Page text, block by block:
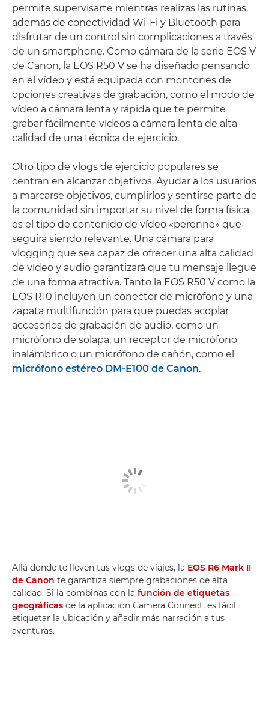
permite supervisarte mientras realizas las rutinas,
además de conectividad Wi-Fi y Bluetooth para
disfrutar de un control sin complicaciones a través
de un smartphone. Como cámara de la serie EOS V
de Canon, la EOS R50 V se ha diseñado pensando
en el vídeo y está equipada con montones de
opciones creativas de grabación, como el modo de
vídeo a cámara lenta y rápida que te permite
grabar fácilmente vídeos a cámara lenta de alta
calidad de una técnica de ejercicio.
Otro tipo de vlogs de ejercicio populares se
centran en alcanzar objetivos. Ayudar a los usuarios
a marcarse objetivos, cumplirlos y sentirse parte de
la comunidad sin importar su nivel de forma física
es el tipo de contenido de vídeo «perenne» que
seguirá siendo relevante. Una cámara para
vlogging que sea capaz de ofrecer una alta calidad
de vídeo y audio garantizará que tu mensaje llegue
de una forma atractiva. Tanto la EOS R50 V como la
EOS R10 incluyen un conector de micrófono y una
zapata multifunción para que puedas acoplar
accesorios de grabación de audio, como un
micrófono de solapa, un receptor de micrófono
inalámbrico o un micrófono de cañón, como el
micrófono estéreo DM-E100 de Canon.
Allá donde te lleven tus vlogs de viajes, la EOS R6 Mark II
de Canon te garantiza siempre grabaciones de alta
calidad. Si la combinas con la función de etiquetas
geográficas de la aplicación Camera Connect, es fácil
etiquetar la ubicación y añadir más narración a tus
aventuras.